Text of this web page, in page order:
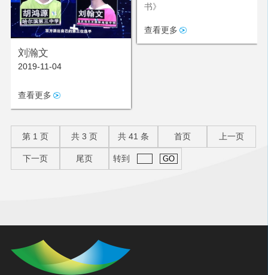
书》
查看更多
刘瀚文
2019-11-04
查看更多
第 1 页 共 3 页 共 41 条 首页 上一页
下一页 尾页 转到